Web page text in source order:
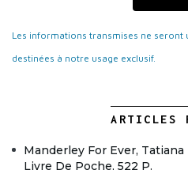
Les informations transmises ne seront
destinées à notre usage exclusif.
ARTICLES
Manderley For Ever, Tatiana
Livre De Poche, 522 P.